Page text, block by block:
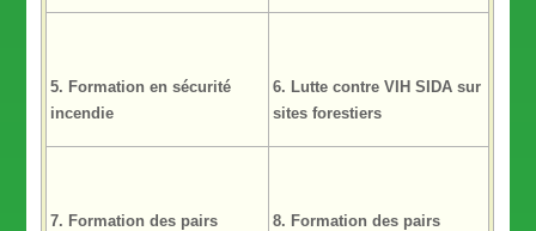
5. Formation en sécurité
incendie
6. Lutte contre VIH SIDA sur
sites forestiers
7. Formation des pairs
8. Formation des pairs